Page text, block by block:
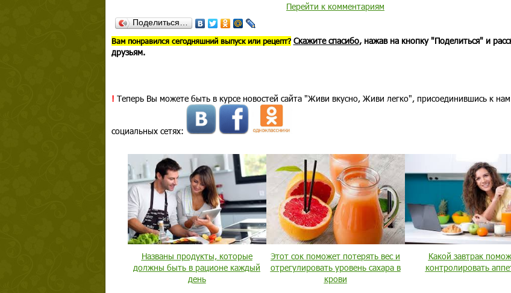
Перейти к комментариям
Поделиться…
Вам понравился сегодняшний выпуск или рецепт? Скажите спасибо, нажав на кнопку "Поделиться" и
друзьям.
! Теперь Вы можете быть в курсе новостей сайта "Живи вкусно, Живи легко", присоединившись к
социальных сетях:
Названы продукты, которые
должны быть в рационе каждый
день
Этот сок поможет потерять вес и
отрегулировать уровень сахара в
крови
Какой завтрак
контролировать